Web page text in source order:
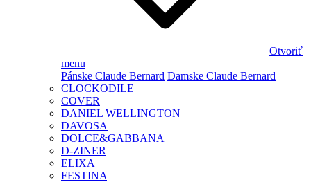
Otvoriť
menu
Pánske Claude Bernard Damske Claude Bernard
CLOCKODILE
COVER
DANIEL WELLINGTON
DAVOSA
DOLCE&GABBANA
D-ZINER
ELIXA
FESTINA